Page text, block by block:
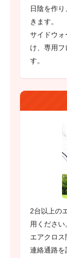
日陰を作
きます。
サイドウォ
け、専用
す。
2台以上の
用ください
エアクロ
連絡通路を